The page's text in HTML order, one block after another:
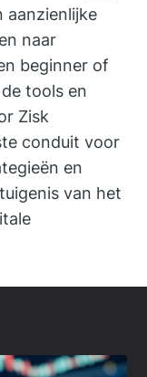
aanzienlijke
naar
beginner of
tools en
Zisk
conduit voor
en
van het